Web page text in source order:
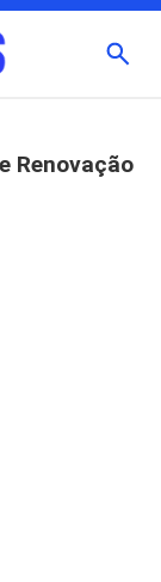
Renovação